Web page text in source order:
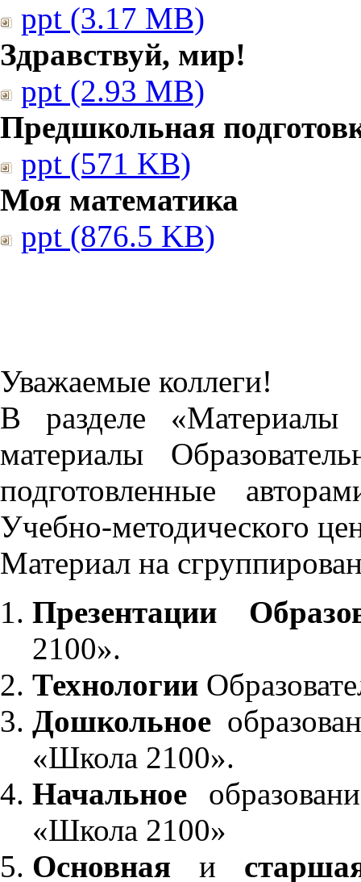
ppt (3.17 MB)
Здравствуй, мир!
ppt (2.93 MB)
Предшкольная
ppt (571 KB)
Моя математика
ppt (876.5 KB)
Уважаемые коллеги!
В разделе «Материалы
материалы
подготовленные
Учебно-методического
Материал на
Презентации
2100».
Технологии
Дошкольное
«Школа 2100».
Начальное
«Школа 2100»
Основнаяи